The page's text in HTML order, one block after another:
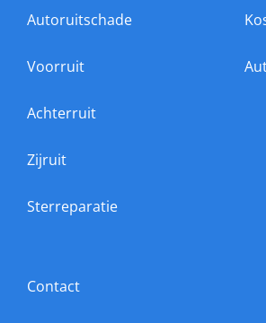
Autoruitschade
Voorruit
Achterruit
Zijruit
Sterreparatie
Contact